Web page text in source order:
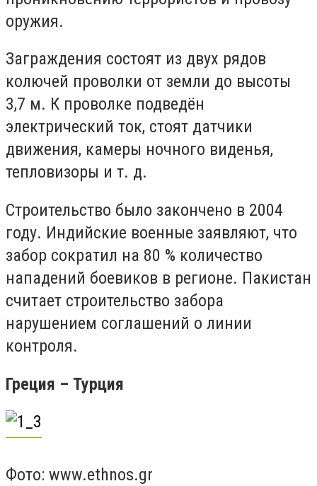
оружия.
Заграждения состоят из двух рядов
колючей проволки от земли до высоты
3,7 м. К проволке подведён
электрический ток, стоят датчики
движения, камеры ночного виденья,
тепловизоры и т. д.
Строительство было закончено в 2004
году. Индийские военные заявляют, что
забор сократил на 80 % количество
нападений боевиков в регионе. Пакистан
считает строительство забора
нарушением соглашений о линии
контроля.
Греция – Турция
Фото: www.ethnos.gr